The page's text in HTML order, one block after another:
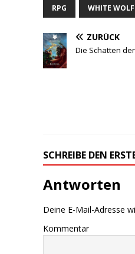
RPG WHITE WOLF
ZURÜCK
Die Schatten
SCHREIBE DEN
Antworten
Deine E-Mail-Adresse
Kommentar